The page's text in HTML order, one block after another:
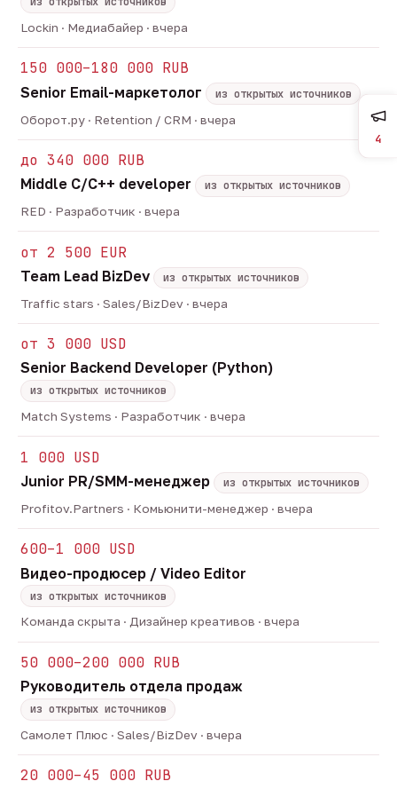
Lockin · Медиабайер · вчера
150 000–180 000 RUB
Senior Email-маркетолог
из открытых источников
Оборот.ру · Retention / CRM · вчера
до 340 000 RUB
Middle C/C++ developer
из открытых источников
RED · Разработчик · вчера
от 2 500 EUR
Team Lead BizDev
из открытых источников
Traffic stars · Sales/BizDev · вчера
от 3 000 USD
Senior Backend Developer (Python)
из открытых источников
Match Systems · Разработчик · вчера
1 000 USD
Junior PR/SMM-менеджер
из открытых источников
Profitov.Partners · Комьюнити-менеджер · вчера
600–1 000 USD
Видео-продюсер / Video Editor
из открытых источников
Команда скрыта · Дизайнер креативов · вчера
50 000–200 000 RUB
Руководитель отдела продаж
из открытых источников
Самолет Плюс · Sales/BizDev · вчера
20 000–45 000 RUB
4